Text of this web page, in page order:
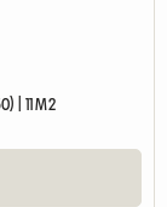
| 11 M2